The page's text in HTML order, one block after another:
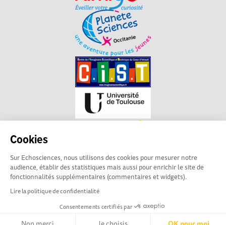
Cookies
Sur Echosciences, nous utilisons des cookies pour mesurer notre
audience, établir des statistiques mais aussi pour enrichir le site de
fonctionnalités supplémentaires (commentaires et widgets).
Lire la politique de confidentialité
Consentements certifiés parConditions Générales d'utilisation
La plateforme Science(s)